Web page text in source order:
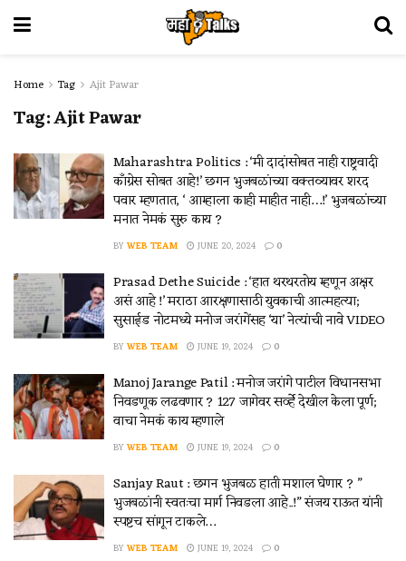
Home Tag Ajit Pawar
Tag:Ajit Pawar
Maharashtra Politics : ‘मी दादांसोबत नाही राष्ट्रवादी
काँग्रेस सोबत आहे!’ छगन भुजबळांच्या वक्तव्यावर शरद
पवार म्हणतात, ‘ आम्हाला काही माहीत नाही…!’ भुजबळांच्या
मनात नेमकं सुरु काय ?
BYWEB TEAM JUNE 20, 2024 0
Prasad Dethe Suicide : ‘हात थरथरतोय म्हणून अक्षर
असं आहे !’ मराठा आरक्षणासाठी युवकाची आत्महत्या;
सुसाईड नोटमध्ये मनोज जरांगेंसह ‘या’ नेत्यांची नावे VIDEO
BYWEB TEAM JUNE 19, 2024 0
Manoj Jarange Patil : मनोज जरांगे पाटील विधानसभा
निवडणूक लढवणार ? 127 जागेवर सर्व्हे देखील केला पूर्ण;
वाचा नेमकं काय म्हणाले
BYWEB TEAM JUNE 19, 2024 0
Sanjay Raut : छगन भुजबळ हाती मशाल घेणार ? ”
भुजबळांनी स्वतःचा मार्ग निवडला आहे..!” संजय राऊत यांनी
स्पष्टच सांगून टाकले…
BYWEB TEAM JUNE 19, 2024 0